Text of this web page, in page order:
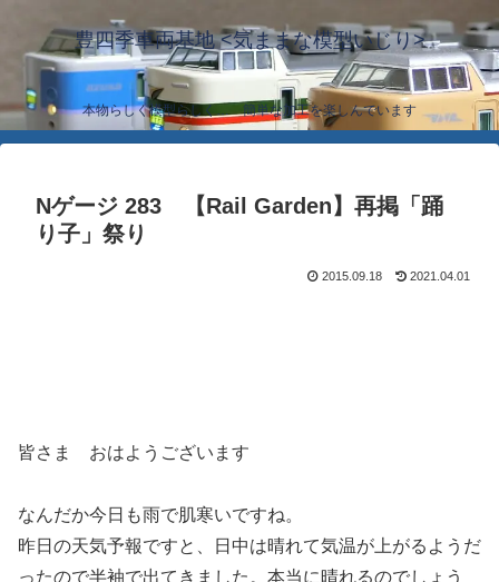
豊四季車両基地 <気ままな模型いじり>
本物らしく模型らしく… 簡単な加工を楽しんでいます
Nゲージ 283 【Rail Garden】再掲「踊
り子」祭り
2015.09.18 2021.04.01
皆さま おはようございます
なんだか今日も雨で肌寒いですね。
昨日の天気予報ですと、日中は晴れて気温が上がるようだ
ったので半袖で出てきました。本当に晴れるのでしょう